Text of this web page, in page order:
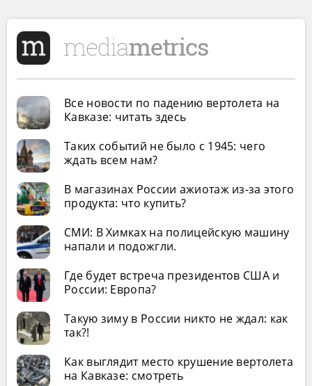
Все новости по падению вертолета на
Кавказе: читать здесь
Таких событий не было с 1945: чего
ждать всем нам?
В магазинах России ажиотаж из-за этого
продукта: что купить?
СМИ: В Химках на полицейскую машину
напали и подожгли.
Где будет встреча президентов США и
России: Европа?
Такую зиму в России никто не ждал: как
так?!
Как выглядит место крушение вертолета
на Кавказе: смотреть